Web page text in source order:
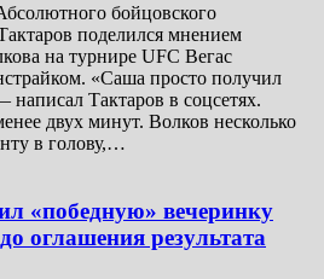
бойцовского
поделился мнением
на турнире UFC Вегас
«Саша просто получил
написал Тактаров в соцсетях.
двух минут. Волков несколько
в голову,…
«победную» вечеринку
оглашения результата